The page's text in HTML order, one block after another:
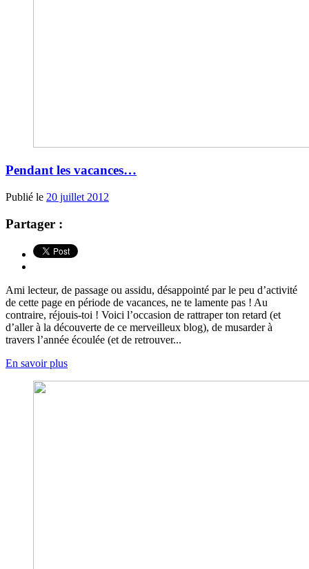
Pendant les vacances…
Publié le 20 juillet 2012
Partager :
Ami lecteur, de passage ou assidu, désappointé par le peu d’activité
de cette page en période de vacances, ne te lamente pas ! Au
contraire, réjouis-toi ! Voici l’occasion de rattraper ton retard (et
d’aller à la découverte de ce merveilleux blog), de musarder à
travers l’année écoulée (et de retrouver...
En savoir plus